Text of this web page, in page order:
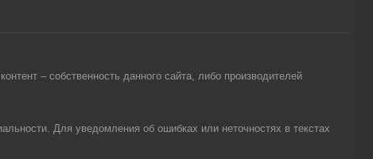
– собственность данного сайта, либо производителей
Для уведомления об ошибках или неточностях в текстах